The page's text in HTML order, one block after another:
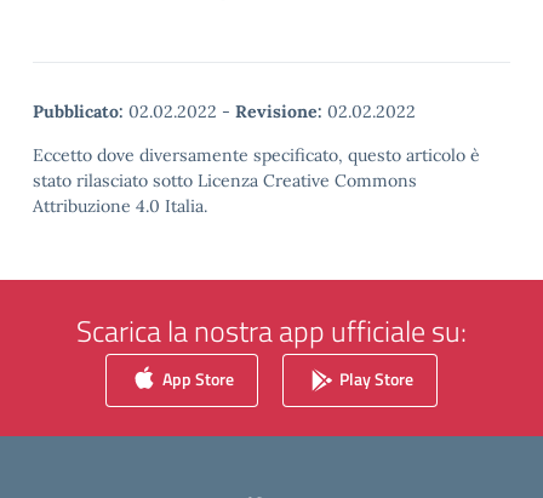
Pubblicato: 02.02.2022 - Revisione: 02.02.2022
Eccetto dove diversamente specificato, questo articolo è
stato rilasciato sotto Licenza Creative Commons
Attribuzione 4.0 Italia.
Scarica la nostra app ufficiale su:
App Store Play Store